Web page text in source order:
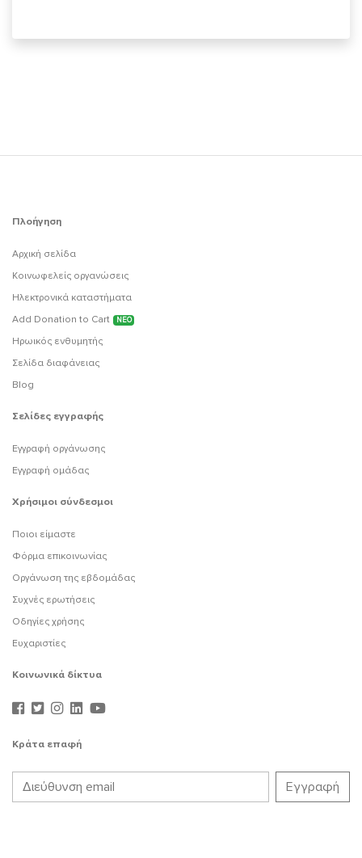
Πλοήγηση
Αρχική σελίδα
Κοινωφελείς οργανώσεις
Ηλεκτρονικά καταστήματα
Add Donation to Cart
ΝΕΟ
Ηρωικός ενθυμητής
Σελίδα διαφάνειας
Blog
Σελίδες εγγραφής
Εγγραφή οργάνωσης
Εγγραφή ομάδας
Χρήσιμοι σύνδεσμοι
Ποιοι είμαστε
Φόρμα επικοινωνίας
Οργάνωση της εβδομάδας
Συχνές ερωτήσεις
Οδηγίες χρήσης
Ευχαριστίες
Κοινωνικά δίκτυα
Κράτα επαφή